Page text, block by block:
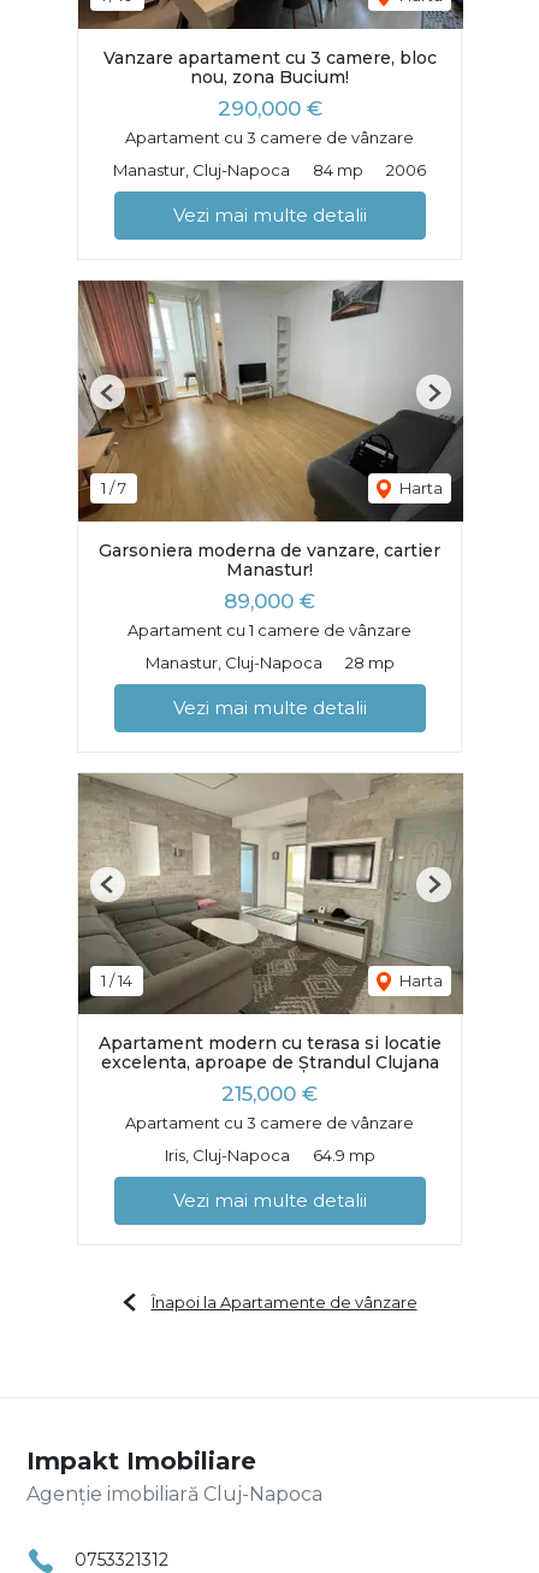
Vanzare apartament cu 3 camere, bloc
nou, zona Bucium!
290,000 €
Apartament cu 3 camere de vânzare
Manastur, Cluj-Napoca
84 mp 2006
Vezi mai multe detalii
1 /7 Harta
Previous Next
Garsoniera moderna de vanzare, cartier
Manastur!
89,000 €
Apartament cu 1 camere de vânzare
Manastur, Cluj-Napoca
28 mp
Vezi mai multe detalii
1 /14 Harta
Previous Next
Apartament modern cu terasa si locatie
excelenta, aproape de Ștrandul Clujana
215,000 €
Apartament cu 3 camere de vânzare
Iris, Cluj-Napoca
64.9 mp
Vezi mai multe detalii
Înapoi la Apartamente de vânzare
Impakt Imobiliare
Agenție imobiliară Cluj-Napoca
0753321312